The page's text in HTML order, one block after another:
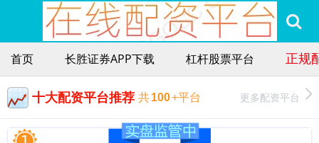
首页 长胜证券APP下载 杠杆股票平台 正规
十大配资平台推荐 共100+平台 更多配资平台